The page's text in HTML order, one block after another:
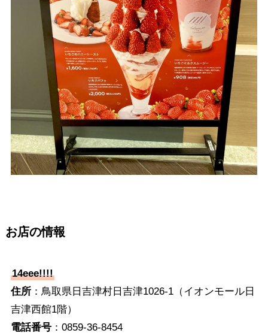
お店の情報
14eee!!!!
住所：鳥取県日吉津村日吉津1026-1（イオンモール日
吉津西館1階）
電話番号：0859-36-8454